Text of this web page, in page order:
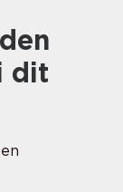
dit